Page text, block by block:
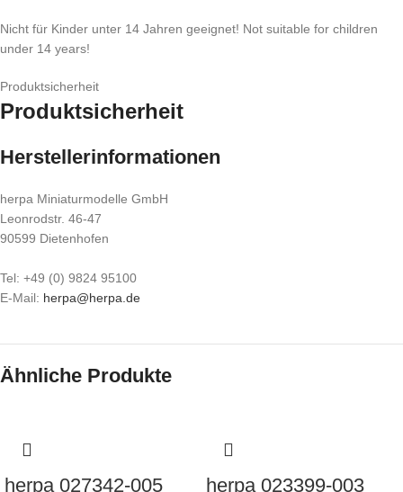
Nicht für Kinder unter 14 Jahren geeignet! Not suitable for children
under 14 years!
Produktsicherheit
Produktsicherheit
Herstellerinformationen
herpa Miniaturmodelle GmbH
Leonrodstr. 46-47
90599 Dietenhofen
Tel: +49 (0) 9824 95100
E-Mail: herpa@herpa.de
Ähnliche Produkte
herpa 027342-005
herpa 023399-003